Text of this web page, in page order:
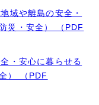
域や離島の安全・
災・安全） （PDF
・安心に暮らせる
） （PDF